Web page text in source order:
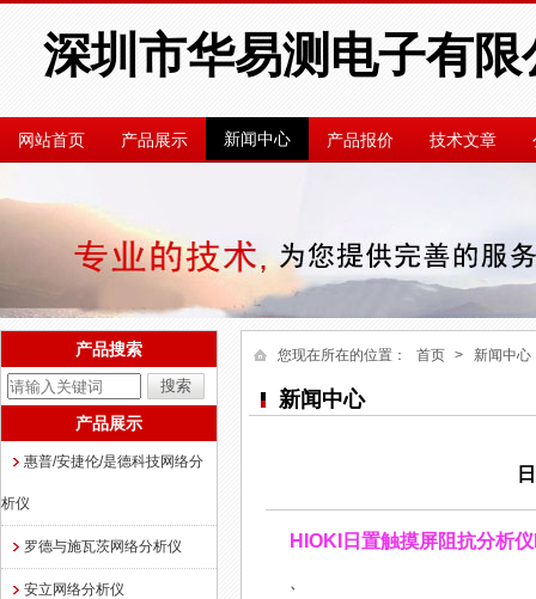
深圳市华易测电子有限
网站首页 产品展示 新闻中心 产品报价 技术文章
产品搜索
产品展示
惠普/安捷伦/是德科技网络分
析仪
罗德与施瓦茨网络分析仪
安立网络分析仪
您现在所在的位置： 首页 > 新闻中心
新闻中心
HIOKI日置触摸屏阻抗分析
、